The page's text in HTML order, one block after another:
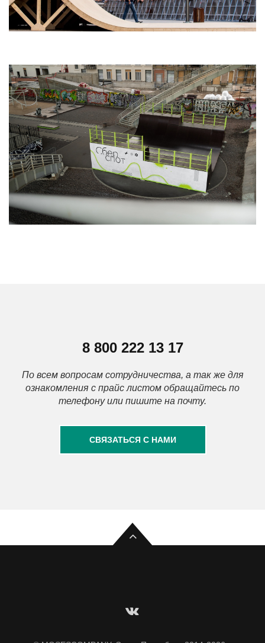
8 800 222 13 17
По всем вопросам сотрудничества, а так же для
ознакомления с прайс листом обращайтесь по
телефону или пишите на почту.
СВЯЗАТЬСЯ С НАМИ